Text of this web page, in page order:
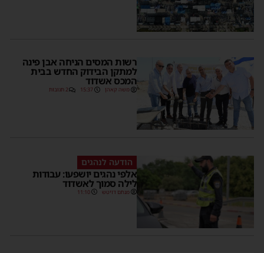
רשות המסים הניחה אבן פינה
למתקן הבידוק החדש בבית
המכס אשדוד
משה קאהן 15:37 2 תגובות
הודעה לנהגים
אלפי נהגים יושפעו: עבודות
לילה סמוך לאשדוד
מנחם דויטש 11:10